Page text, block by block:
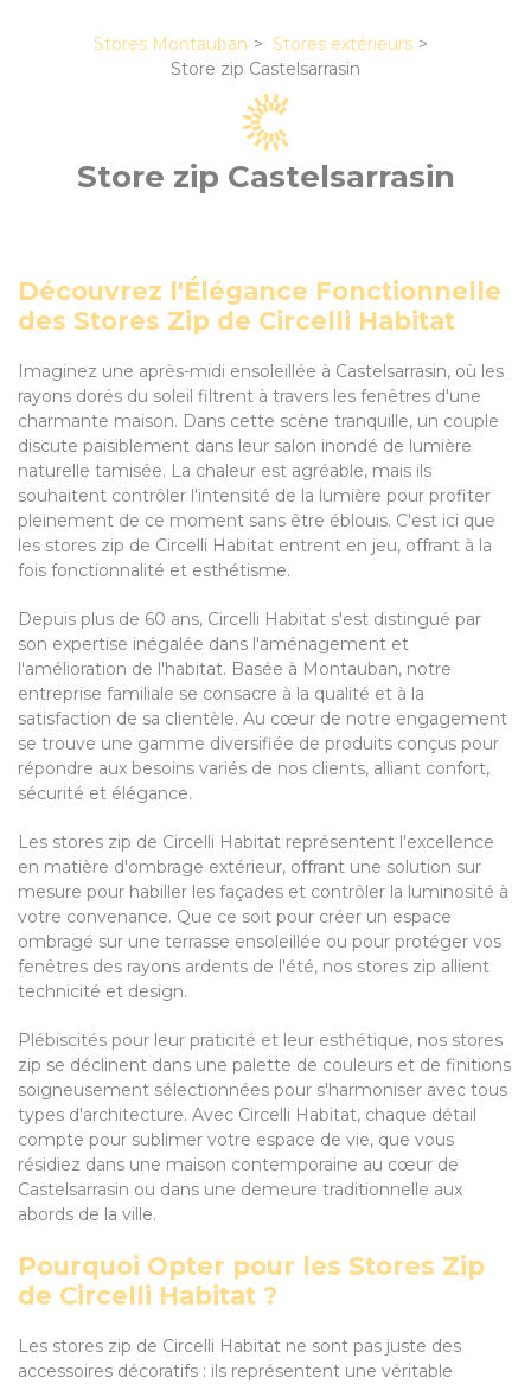
Stores Montauban
Stores extérieurs
Store zip Castelsarrasin
Store zip Castelsarrasin
Découvrez l'Élégance Fonctionnelle
des Stores Zip de Circelli Habitat
Imaginez une après-midi ensoleillée à Castelsarrasin, où les
rayons dorés du soleil filtrent à travers les fenêtres d'une
charmante maison. Dans cette scène tranquille, un couple
discute paisiblement dans leur salon inondé de lumière
naturelle tamisée. La chaleur est agréable, mais ils
souhaitent contrôler l'intensité de la lumière pour profiter
pleinement de ce moment sans être éblouis. C'est ici que
les stores zip de Circelli Habitat entrent en jeu, offrant à la
fois fonctionnalité et esthétisme.
Depuis plus de 60 ans, Circelli Habitat s'est distingué par
son expertise inégalée dans l'aménagement et
l'amélioration de l'habitat. Basée à Montauban, notre
entreprise familiale se consacre à la qualité et à la
satisfaction de sa clientèle. Au cœur de notre engagement
se trouve une gamme diversifiée de produits conçus pour
répondre aux besoins variés de nos clients, alliant confort,
sécurité et élégance.
Les stores zip de Circelli Habitat représentent l'excellence
en matière d'ombrage extérieur, offrant une solution sur
mesure pour habiller les façades et contrôler la luminosité à
votre convenance. Que ce soit pour créer un espace
ombragé sur une terrasse ensoleillée ou pour protéger vos
fenêtres des rayons ardents de l'été, nos stores zip allient
technicité et design.
Plébiscités pour leur praticité et leur esthétique, nos stores
zip se déclinent dans une palette de couleurs et de finitions
soigneusement sélectionnées pour s'harmoniser avec tous
types d'architecture. Avec Circelli Habitat, chaque détail
compte pour sublimer votre espace de vie, que vous
résidiez dans une maison contemporaine au cœur de
Castelsarrasin ou dans une demeure traditionnelle aux
abords de la ville.
Pourquoi Opter pour les Stores Zip
de Circelli Habitat ?
Les stores zip de Circelli Habitat ne sont pas juste des
accessoires décoratifs : ils représentent une véritable